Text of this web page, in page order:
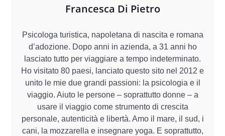
Francesca Di Pietro
Psicologa turistica, napoletana di nascita e romana
d’adozione. Dopo anni in azienda, a 31 anni ho
lasciato tutto per viaggiare a tempo indeterminato.
Ho visitato 80 paesi, lanciato questo sito nel 2012 e
unito le mie due grandi passioni: la psicologia e il
viaggio. Aiuto le persone – soprattutto donne – a
usare il viaggio come strumento di crescita
personale, autenticità e libertà. Amo il mare, il sud, i
cani, la mozzarella e insegnare yoga. E soprattutto,